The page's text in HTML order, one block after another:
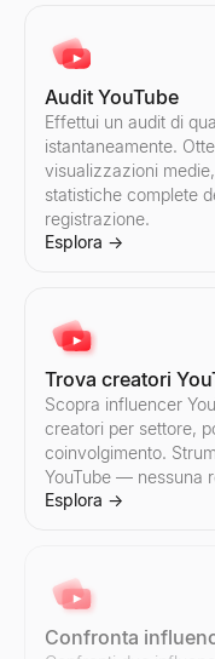
Trova creatori
Scopra influencer
Esplora→
Confronta
Confronti due
Esplora
Confronta
Confronti due
Esplora→
Audit YouTube
Effettui un audit di
istantaneamente.
visualizzazioni
statistiche complete
registrazione.
Esplora →
Trova creatori
Scopra influencer
creatori per settore,
coinvolgimento.
YouTube — nessuna
Esplora →
Confronta